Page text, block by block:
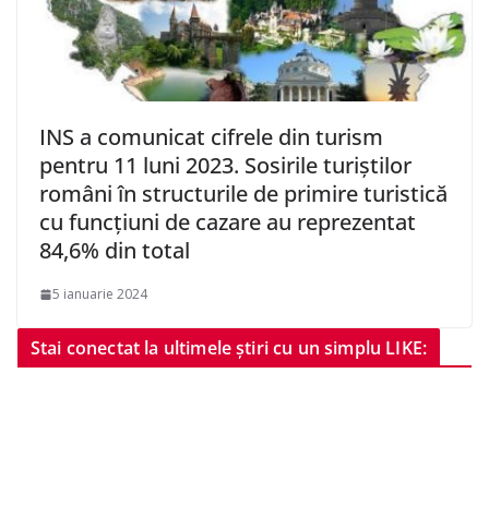
INS a comunicat cifrele din turism
pentru 11 luni 2023. Sosirile turiştilor
români în structurile de primire turistică
cu funcţiuni de cazare au reprezentat
84,6% din total
5 ianuarie 2024
Stai conectat la ultimele știri cu un simplu LIKE: